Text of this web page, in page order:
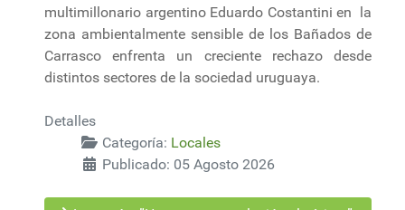
multimillonario argentino Eduardo Costantini en la
zona ambientalmente sensible de los Bañados de
Carrasco enfrenta un creciente rechazo desde
distintos sectores de la sociedad uruguaya.
Detalles
Categoría: Locales
Publicado: 05 Agosto 2026